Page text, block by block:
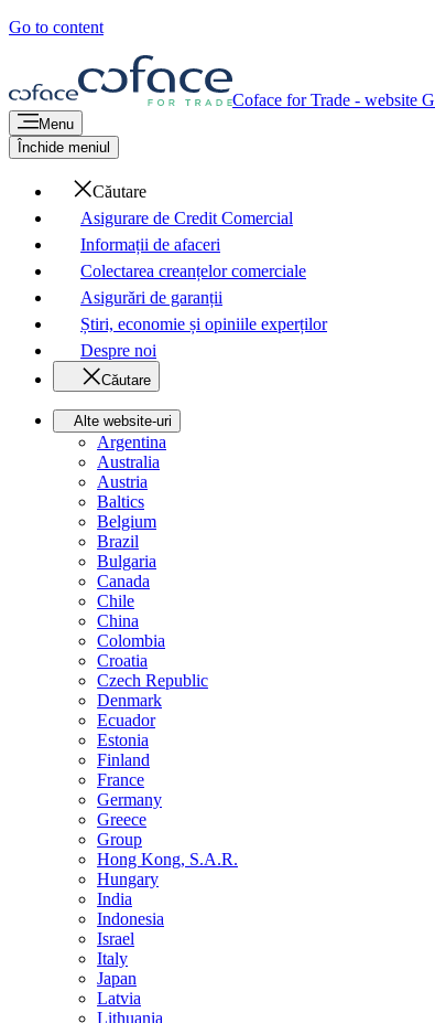
Go to content
Coface for Trade - website
Menu
Închide meniul
Căutare
Asigurare de Credit Comercial
Informații de afaceri
Colectarea creanțelor comerciale
Asigurări de garanții
Știri, economie și opiniile experților
Despre noi
Căutare
Alte website-uri
Argentina
Australia
Austria
Baltics
Belgium
Brazil
Bulgaria
Canada
Chile
China
Colombia
Croatia
Czech Republic
Denmark
Ecuador
Estonia
Finland
France
Germany
Greece
Group
Hong Kong, S.A.R.
Hungary
India
Indonesia
Israel
Italy
Japan
Latvia
Lithuania